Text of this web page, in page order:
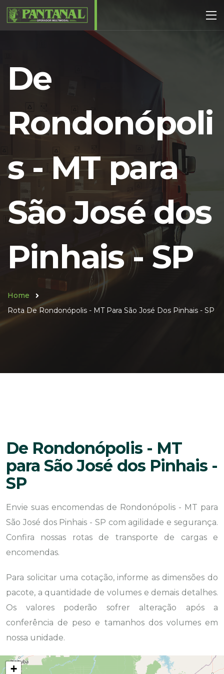
De
Rondonópoli
s - MT para
São José dos
Pinhais - SP
Home
Rota De Rondonópolis - MT Para São José Dos Pinhais - SP
De Rondonópolis - MT
para São José dos Pinhais -
SP
Envie suas encomendas de Rondonópolis - MT para
São José dos Pinhais - SP com agilidade e segurança.
Confira nossas rotas de transporte de cargas e
encomendas.
Para solicitar uma cotação, informe as dimensões do
pacote, a quantidade de volumes e demais detalhes.
Os valores poderão sofrer alteração após a
conferência de peso e tamanhos dos volumes em
nossa unidade.
+